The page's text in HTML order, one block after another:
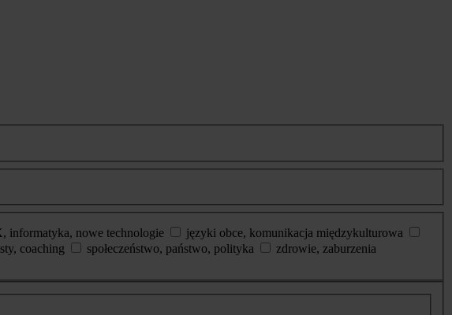
informatyka, nowe technologie
języki obce, komunikacja międzykulturowa
coaching społeczeństwo, państwo, polityka
zdrowie, zaburzenia